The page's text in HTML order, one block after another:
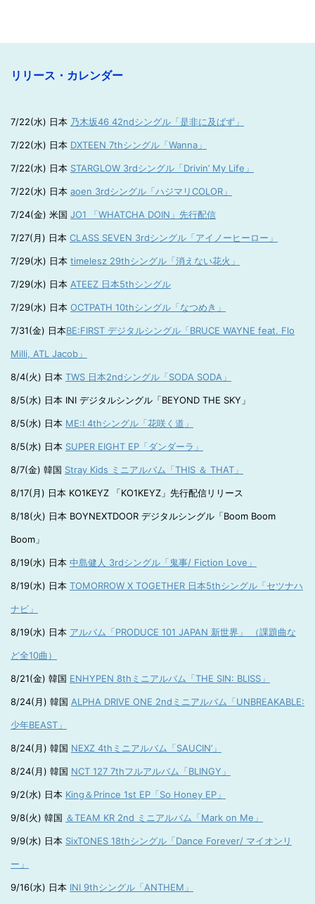
リリース・カレンダー
7/22(水) 日本 乃木坂46 42ndシングル「是非に及ばず」
7/22(水) 日本 DXTEEN 7thシングル「Wanna」
7/22(水) 日本 STARGLOW 3rdシングル「Drivin’ My Life」
7/22(水) 日本 aoen 3rdシングル「ハジマリCOLOR」
7/24(金) 米国 JO1 「WHATCHA DOIN」先行配信
7/27(月) 日本 CLASS SEVEN 3rdシングル「アイノーヒーロー」
7/29(水) 日本 timelesz 29thシングル「消えない花火」
7/29(水) 日本 ATEEZ 日本5thシングル
7/29(水) 日本 OCTPATH 10thシングル「なつめき」
7/31(金) 日本BE:FIRST デジタルシングル「BRUCE WAYNE feat. Flo
Milli, ATL Jacob」
8/4(火) 日本 TWS 日本2ndシングル「SODA SODA」
8/5(水) 日本 INI デジタルシングル「BEYOND THE SKY」
8/5(水) 日本 ME:I 4thシングル「花咲く道」
8/5(水) 日本 SUPER EIGHT EP「ダンダーラ」
8/7(金) 韓国 Stray Kids ミニアルバム「THIS ＆ THAT」
8/17(月) 日本 KO1KEYZ 「KO1KEYZ」先行配信リリース
8/18(火) 日本 BOYNEXTDOOR デジタルシングル「Boom Boom
Boom」
8/19(水) 日本 中島健人 3rdシングル「鬼事/ Fiction Love」
8/19(水) 日本 TOMORROW X TOGETHER 日本5thシングル「セツナハ
ナビ」
8/19(水) 日本 アルバム「PRODUCE 101 JAPAN 新世界」 （課題曲な
ど全10曲）
8/21(金) 韓国 ENHYPEN 8thミニアルバム「THE SIN: BLISS」
8/24(月) 韓国 ALPHA DRIVE ONE 2ndミニアルバム「UNBREAKABLE:
少年BEAST」
8/24(月) 韓国 NEXZ 4thミニアルバム「SAUCIN’」
8/24(月) 韓国 NCT 127 7thフルアルバム「BLINGY」
9/2(水) 日本 King＆Prince 1st EP「So Honey EP」
9/8(火) 韓国 ＆TEAM KR 2nd ミニアルバム「Mark on Me」
9/9(水) 日本 SixTONES 18thシングル「Dance Forever/ マイオンリ
ー」
9/16(水) 日本 INI 9thシングル「ANTHEM」